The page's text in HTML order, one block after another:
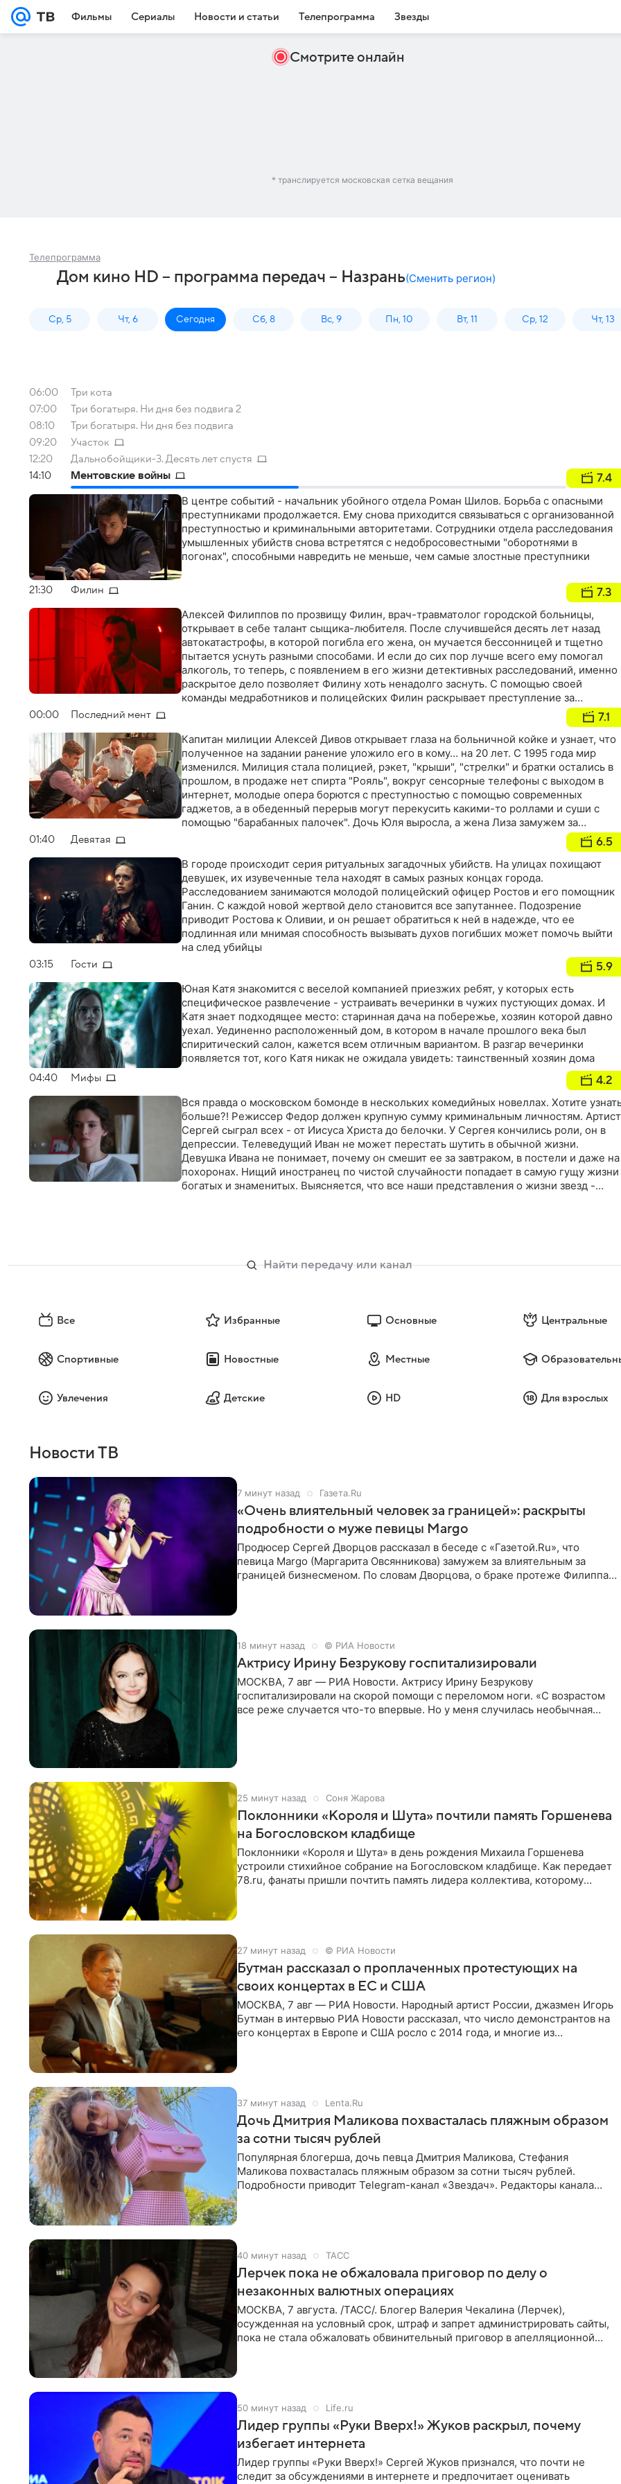
Фильмы Сериалы Новости и статьи Телепрограмма Звезды
Смотрите онлайн
* транслируется московская сетка вещания
Телепрограмма
Дом кино HD – программа передач – Назрань(Сменить регион)
Ср, 5 Чт, 6 Сегодня Сб, 8 Вс, 9 Пн, 10 Вт, 11 Ср, 12 Чт, 13
06:00
Три кота
07:00
Три богатыря. Ни дня без подвига 2
08:10
Три богатыря. Ни дня без подвига
09:20
Участок
12:20
Дальнобойщики-3. Десять лет спустя
14:10
Ментовские войны 7.4
В центре событий - начальник убойного отдела Роман Шилов. Борьба с опасными
преступниками продолжается. Ему снова приходится связываться с организованной
преступностью и криминальными авторитетами. Сотрудники отдела расследования
умышленных убийств снова встретятся с недобросовестными "оборотнями в
погонах", способными навредить не меньше, чем самые злостные преступники
21:30 Филин 7.3
Алексей Филиппов по прозвищу Филин, врач-травматолог городской больницы,
открывает в себе талант сыщика-любителя. После случившейся десять лет назад
автокатастрофы, в которой погибла его жена, он мучается бессонницей и тщетно
пытается уснуть разными способами. И если до сих пор лучше всего ему помогал
алкоголь, то теперь, с появлением в его жизни детективных расследований, именно
раскрытое дело позволяет Филину хоть ненадолго заснуть. С помощью своей
команды медработников и полицейских Филин раскрывает преступление за
00:00 Последний мент 7.1
Капитан милиции Алексей Дивов открывает глаза на больничной койке и узнает, что
полученное на задании ранение уложило его в кому… на 20 лет. С 1995 года мир
изменился. Милиция стала полицией, рэкет, "крыши", "стрелки" и братки остались в
прошлом, в продаже нет спирта "Рояль", вокруг сенсорные телефоны с выходом в
интернет, молодые опера борются с преступностью с помощью современных
гаджетов, а в обеденный перерыв могут перекусить какими-то роллами и суши с
помощью "барабанных палочек". Дочь Юля выросла, а жена Лиза замужем за
01:40 Девятая 6.5
В городе происходит серия ритуальных загадочных убийств. На улицах похищают
девушек, их изувеченные тела находят в самых разных концах города.
Расследованием занимаются молодой полицейский офицер Ростов и его помощник
Ганин. С каждой новой жертвой дело становится все запутаннее. Подозрение
приводит Ростова к Оливии, и он решает обратиться к ней в надежде, что ее
подлинная или мнимая способность вызывать духов погибших может помочь выйти
на след убийцы
03:15 Гости 5.9
Юная Катя знакомится с веселой компанией приезжих ребят, у которых есть
специфическое развлечение - устраивать вечеринки в чужих пустующих домах. И
Катя знает подходящее место: старинная дача на побережье, хозяин которой давно
уехал. Уединенно расположенный дом, в котором в начале прошлого века был
спиритический салон, кажется всем отличным вариантом. В разгар вечеринки
появляется тот, кого Катя никак не ожидала увидеть: таинственный хозяин дома
04:40 Мифы 4.2
Вся правда о московском бомонде в нескольких комедийных новеллах. Хотите
больше?! Режиссер Федор должен крупную сумму криминальным личностям. Артист
Сергей сыграл всех - от Иисуса Христа до белочки. У Сергея кончились роли, он в
депрессии. Телеведущий Иван не может перестать шутить в обычной жизни.
Девушка Ивана не понимает, почему он смешит ее за завтраком, в постели и даже на
похоронах. Нищий иностранец по чистой случайности попадает в самую гущу жизни
богатых и знаменитых. Выясняется, что все наши представления о жизни звезд -
Все Избранные Основные Центральные
Спортивные Новостные Местные
Увлечения Детские HD Для взрослых
Новости ТВ
7 минут назад Газета.Ru
«Очень влиятельный человек за границей»: раскрыты
подробности о муже певицы Margo
Продюсер Сергей Дворцов рассказал в беседе с «Газетой.Ru», что
певица Margo (Маргарита Овсянникова) замужем за влиятельным за
границей бизнесменом. По словам Дворцова, о браке протеже Филиппа
18 минут назад © РИА Новости
Актрису Ирину Безрукову госпитализировали
МОСКВА, 7 авг — РИА Новости. Актрису Ирину Безрукову
госпитализировали на скорой помощи с переломом ноги. «С возрастом
все реже случается что-то впервые. Но у меня случилась необычная
25 минут назад Соня Жарова
Поклонники «Короля и Шута» почтили память Горшенева
на Богословском кладбище
Поклонники «Короля и Шута» в день рождения Михаила Горшенева
устроили стихийное собрание на Богословском кладбище. Как передает
78.ru, фанаты пришли почтить память лидера коллектива, которому
27 минут назад © РИА Новости
Бутман рассказал о проплаченных протестующих на
своих концертах в ЕС и США
МОСКВА, 7 авг — РИА Новости. Народный артист России, джазмен Игорь
Бутман в интервью РИА Новости рассказал, что число демонстрантов на
его концертах в Европе и США росло с 2014 года, и многие из
37 минут назад Lenta.Ru
Дочь Дмитрия Маликова похвасталась пляжным образом
за сотни тысяч рублей
Популярная блогерша, дочь певца Дмитрия Маликова, Стефания
Маликова похвасталась пляжным образом за сотни тысяч рублей.
Подробности приводит Telegram-канал «Звездач». Редакторы канала
40 минут назад ТАСС
Лерчек пока не обжаловала приговор по делу о
незаконных валютных операциях
МОСКВА, 7 августа. /ТАСС/. Блогер Валерия Чекалина (Лерчек),
осужденная на условный срок, штраф и запрет администрировать сайты,
пока не стала обжаловать обвинительный приговор в апелляционной
50 минут назад Life.ru
Лидер группы «Руки Вверх!» Жуков раскрыл, почему
избегает интернета
Лидер группы «Руки Вверх!» Сергей Жуков признался, что почти не
следит за обсуждениями в интернете и предпочитает оценивать